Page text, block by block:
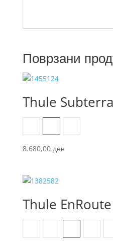
Поврзани
Thule
8.680,00 ден
Thule